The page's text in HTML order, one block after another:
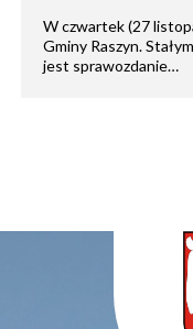
W czwartek (27
Gminy Raszyn.
jest sprawozdanie…